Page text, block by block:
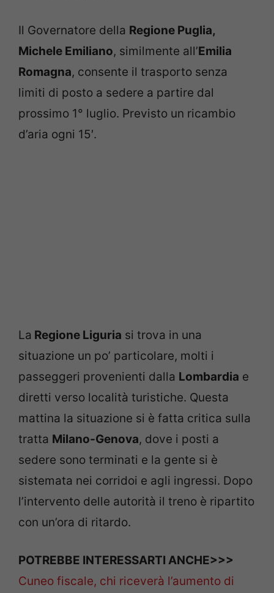
Il Governatore della Regione Puglia,
Michele Emiliano, similmente all’Emilia
Romagna, consente il trasporto senza
limiti di posto a sedere a partire dal
prossimo 1° luglio. Previsto un ricambio
d’aria ogni 15′.
La Regione Liguria si trova in una
situazione un po’ particolare, molti i
passeggeri provenienti dalla Lombardia e
diretti verso località turistiche. Questa
mattina la situazione si è fatta critica sulla
tratta Milano-Genova, dove i posti a
sedere sono terminati e la gente si è
sistemata nei corridoi e agli ingressi. Dopo
l’intervento delle autorità il treno è ripartito
con un’ora di ritardo.
POTREBBE INTERESSARTI ANCHE>>>
Cuneo fiscale, chi riceverà l’aumento di